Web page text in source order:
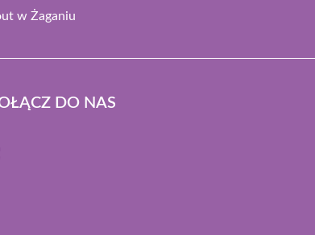
w Żaganiu
DO NAS